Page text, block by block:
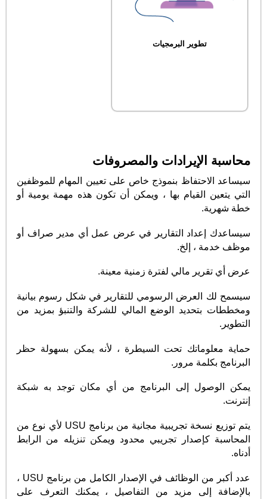
تطوير البرمجيات
محاسبة الإيرادات والمصروفات
سيساعد الاحتفاظ بنموذج خاص على تعيين المهام للموظفين
التي يتعين القيام بها ، ويمكن أن تكون هذه مهمة يومية أو
خطة شهرية.
سيساعدك إعداد التقارير في عرض عمل أي مدير صراف أو
موظف خدمة ، إلخ.
عرض أي تقرير مالي لفترة زمنية معينة.
سيسمح لك العرض الرسومي للتقارير في شكل رسوم بيانية
ومخططات بتحديد الوضع المالي للشركة والتنبؤ بمزيد من
التطوير.
حماية معلوماتك تحت السيطرة ، لأنه يمكن بسهولة حظر
البرنامج بكلمة مرور.
يمكن الوصول إلى البرنامج من أي مكان توجد به شبكة
إنترنت.
يتم توزيع نسخة تجريبية مجانية من برنامج USU لأي نوع من
المحاسبة كإصدار تجريبي محدود ويمكن تنزيله من الرابط
أدناه.
عدد أكبر من الوظائف في الإصدار الكامل من برنامج USU ،
بالإضافة إلى مزيد من التفاصيل ، يمكنك التعرف على